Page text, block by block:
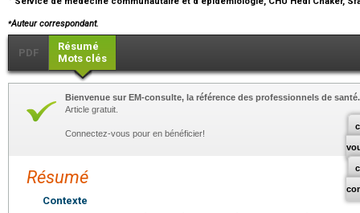
⁎Auteur correspondant.
PDF
Résumé
Mots clés
Bienvenue sur EM-consulte, la référence des professionnels de santé.
Article gratuit.
Connectez-vous pour en bénéficier!
Résumé
Contexte